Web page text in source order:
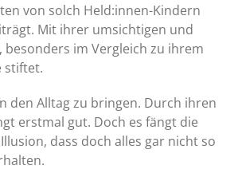
von solch Held:innen-Kindern
Mit ihrer umsichtigen und
im Vergleich zu ihrem
stiftet.
den Alltag zu bringen. Durch ihren
erstmal gut. Doch es fängt die
dass doch alles gar nicht so